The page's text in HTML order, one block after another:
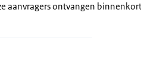
aanvragers ontvangen